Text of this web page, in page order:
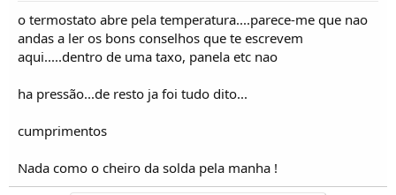
o termostato abre pela temperatura....parece-me que nao
andas a ler os bons conselhos que te escrevem
aqui.....dentro de uma taxo, panela etc nao
ha pressão...de resto ja foi tudo dito...
cumprimentos
Nada como o cheiro da solda pela manha !